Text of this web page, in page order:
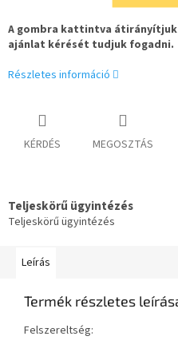
A gombra kattintva
ajánlat kérését tudjuk fogadni.
Részletes információ
KÉRDÉS MEGOSZTÁS
Teljeskörű ügyintézés
Teljeskörű ügyintézés
Leírás
Termék részletes
Felszereltség: